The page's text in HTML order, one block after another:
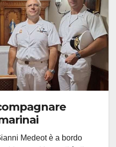
Medeot è a bordo